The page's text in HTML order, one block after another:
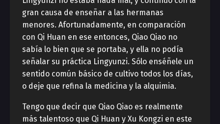
gran causa de enseñar a las hermanas
menores. Afortunadamente, en comparación
con Qi Huan en ese entonces, Qiao Qiao no
sabía lo bien que se portaba, y ella no podía
señalar su práctica Lingyunzi. Sólo enséñele un
sentido común básico de cultivo todos los días,
o deje que refina la medicina y la alquimia.
Tengo que decir que Qiao Qiao es realmente
más talentoso que Qi Huan y Xu Kongzi en este